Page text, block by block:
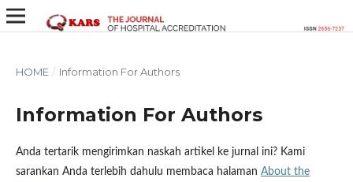
HOME / Information For Authors
Information For Authors
Anda tertarik mengirimkan naskah artikel ke jurnal ini? Kami
sarankan Anda terlebih dahulu membaca halaman About the